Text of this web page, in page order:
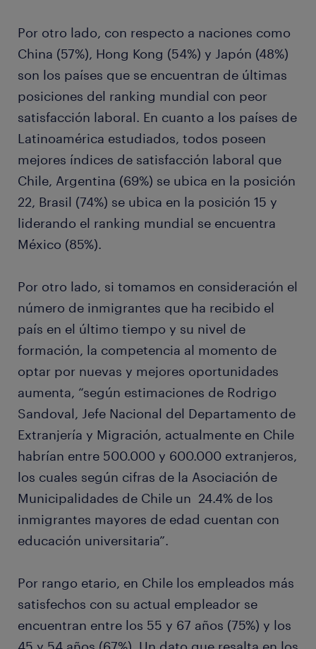
Por otro lado, con respecto a naciones como
China (57%), Hong Kong (54%) y Japón (48%)
son los países que se encuentran de últimas
posiciones del ranking mundial con peor
satisfacción laboral. En cuanto a los países de
Latinoamérica estudiados, todos poseen
mejores índices de satisfacción laboral que
Chile, Argentina (69%) se ubica en la posición
22, Brasil (74%) se ubica en la posición 15 y
liderando el ranking mundial se encuentra
México (85%).
Por otro lado, si tomamos en consideración el
número de inmigrantes que ha recibido el
país en el último tiempo y su nivel de
formación, la competencia al momento de
optar por nuevas y mejores oportunidades
aumenta, “según estimaciones de Rodrigo
Sandoval, Jefe Nacional del Departamento de
Extranjería y Migración, actualmente en Chile
habrían entre 500.000 y 600.000 extranjeros,
los cuales según cifras de la Asociación de
Municipalidades de Chile un 24.4% de los
inmigrantes mayores de edad cuentan con
educación universitaria”.
Por rango etario, en Chile los empleados más
satisfechos con su actual empleador se
encuentran entre los 55 y 67 años (75%) y los